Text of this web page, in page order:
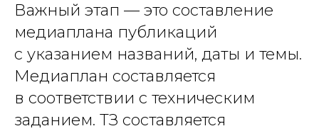
Важный этап — это составление
медиаплана публикаций
с указанием названий, даты и темы.
Медиаплан составляется
в соответствии с техническим
заданием. ТЗ составляется